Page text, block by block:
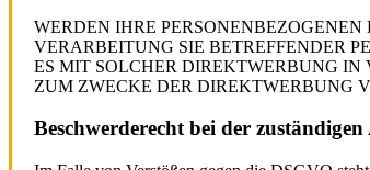
WERDEN IHRE
VERARBEITUNG SIE BETREFFENDER
ES MIT SOLCHER DIREKTWERBUNG IN
ZUM ZWECKE DER DIREKTWERBUNG
Beschwerde­recht bei der